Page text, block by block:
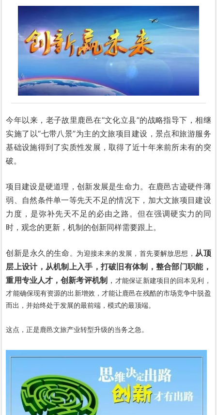
今年以来，老子故里鹿邑在“文化立县”的战略指导下，相继
实施了以“七带八景”为主的文旅项目建设，景点和旅游服务
基础设施得到了实质性发展，取得了近十年来前所未有的突
破。
项目建设是硬道理，创新发展是生命力。在鹿邑古迹硬件薄
弱、自然条件单一等先天不足的情况下，加大文旅项目建设
力度，是弥补先天不足的必由之路。但在强调硬实力的同
时，观念的更新，机制的创新同样需要跟上。
创新是永久的生命 。为迎接未来的发展，首先要解放思想， 从顶
层上设计，从机制上入手，打破旧有体制，整合部门职能，
重用专业人才，创新考评机制， 才能保证新建项目的回本见利，
才能确保现有资源的出新增效，才能让鹿邑在残酷的市场竞争中脱盈
而出，并始终处于发展的最前端，模式的最顶端。
这点，正是鹿邑文旅产业转型升级的当务之急。